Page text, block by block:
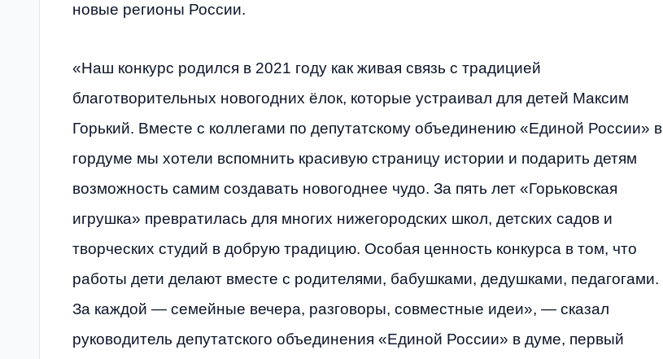
новые регионы России.
«Наш конкурс родился в 2021 году как живая связь с традицией
благотворительных новогодних ёлок, которые устраивал для детей Максим
Горький. Вместе с коллегами по депутатскому объединению «Единой России» в
гордуме мы хотели вспомнить красивую страницу истории и подарить детям
возможность самим создавать новогоднее чудо. За пять лет «Горьковская
игрушка» превратилась для многих нижегородских школ, детских садов и
творческих студий в добрую традицию. Особая ценность конкурса в том, что
работы дети делают вместе с родителями, бабушками, дедушками, педагогами.
За каждой — семейные вечера, разговоры, совместные идеи», — сказал
руководитель депутатского объединения «Единой России» в думе, первый